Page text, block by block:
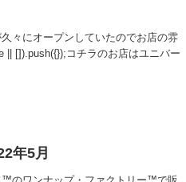
々にオープンしていたのでお店の雰
|| []).push({});コチラのお店はユニバー
年5月